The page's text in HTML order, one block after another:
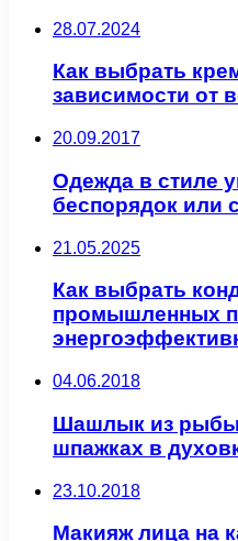
28.07.2024
Как выбрать
зависимости от
20.09.2017
Одежда в стиле
беспорядок или
21.05.2025
Как выбрать
промышленных
04.06.2018
Шашлык из
шпажках в
23.10.2018
Макияж лица на